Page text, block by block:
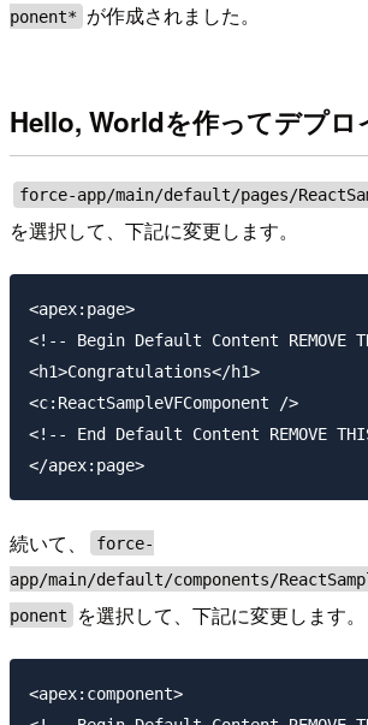
ponent*
が作成されました。
Hello, Worldを作ってデプロ
force-app/main/default/pages/
を選択して、下記に変更します。
<apex:page>
<!-- Begin Default Content REMOVE
<h1>Congratulations</h1>
<c:ReactSampleVFComponent />
<!-- End Default Content REMOVE
続いて、
force-
app/main/default/components/
ponent
を選択して、下記に変更します。
<apex:component>